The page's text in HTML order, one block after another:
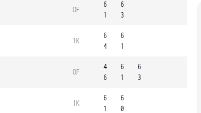
OF
6
1
6
3
1K
6
4
6
1
OF
4
6
6
1
6
3
1K
6
1
6
0